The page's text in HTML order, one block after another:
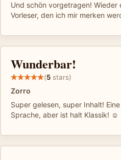
Und schön vorgetragen! Wieder
Vorleser, den ich mir merken
Wunderbar!
(5 stars)
Zorro
Super gelesen, super Inhalt!
Sprache, aber ist halt Klassik! ☺